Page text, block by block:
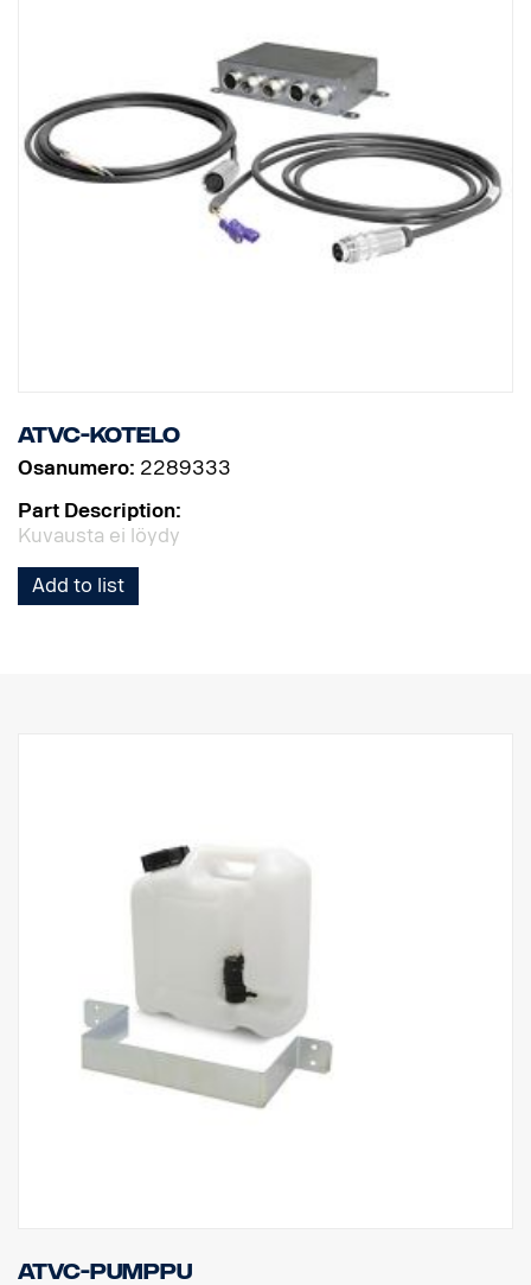
• Uuden sukupolven CMOS-tunnistin
• Pyörintäliike täydet 360°
• 0,5-metrinen videokaapeli 7p ja 0,5-metrinen vesiletku venttiilillä
vesipumppuun yhdistämistä varten
• • ATVC I/O -rasia ja ATVC-kamera yhdistetään toisiinsa 7-
napaisilla liittimillä varustetulla johdolla
ATVC-kotelo
Osanumero: 2289333
Part Description:
Kuvausta ei löydy
Add to list
ATVC-pumppu